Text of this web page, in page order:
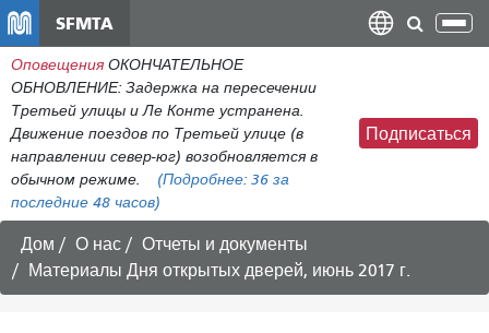
содержанию
SFMTA
Оповещения ОКОНЧАТЕЛЬНОЕ
ОБНОВЛЕНИЕ: Задержка на пересечении
Третьей улицы и Ле Конте устранена.
Движение поездов по Третьей улице (в
направлении север-юг) возобновляется в
обычном режиме.
(Подробнее: 36 за
последние 48 часов)
Подписаться
Дом О нас
Отчеты и документы
Материалы Дня открытых дверей, июнь 2017 г.